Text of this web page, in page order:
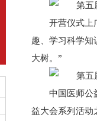
开营仪式上
趣、学习科学知
大树。”
中国医师公
益大会系列活动